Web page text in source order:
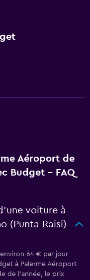
Aéroport de
Budget - FAQ
voiture à
(Punta Raisi)
64 € par jour
à Palerme Aéroport
de l’année, le prix